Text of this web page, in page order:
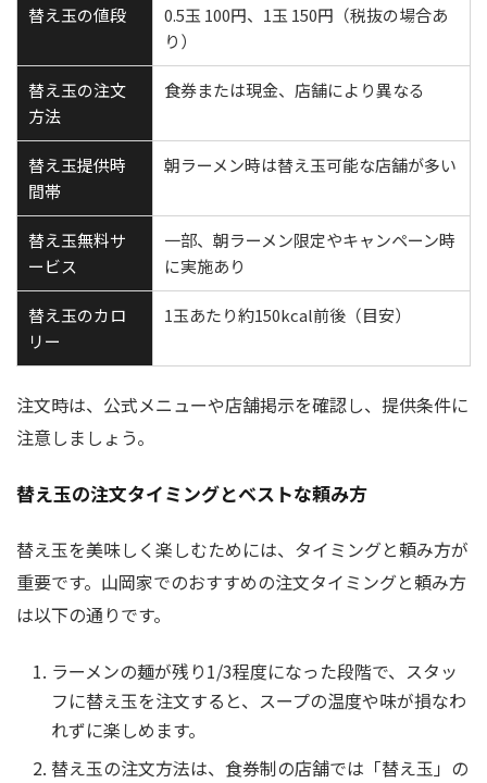
替え玉の値段
0.5玉 100円、1玉 150円（税抜の場合あ
り）
替え玉の注文
方法
食券または現金、店舗により異なる
替え玉提供時
間帯
朝ラーメン時は替え玉可能な店舗が多い
替え玉無料サ
ービス
一部、朝ラーメン限定やキャンペーン時
に実施あり
替え玉のカロ
リー
1玉あたり約150kcal前後（目安）
注文時は、公式メニューや店舗掲示を確認し、提供条件に
注意しましょう。
替え玉の注文タイミングとベストな頼み方
替え玉を美味しく楽しむためには、タイミングと頼み方が
重要です。山岡家でのおすすめの注文タイミングと頼み方
は以下の通りです。
ラーメンの麺が残り1/3程度になった段階で、スタッ
フに替え玉を注文すると、スープの温度や味が損なわ
れずに楽しめます。
替え玉の注文方法は、食券制の店舗では「替え玉」の